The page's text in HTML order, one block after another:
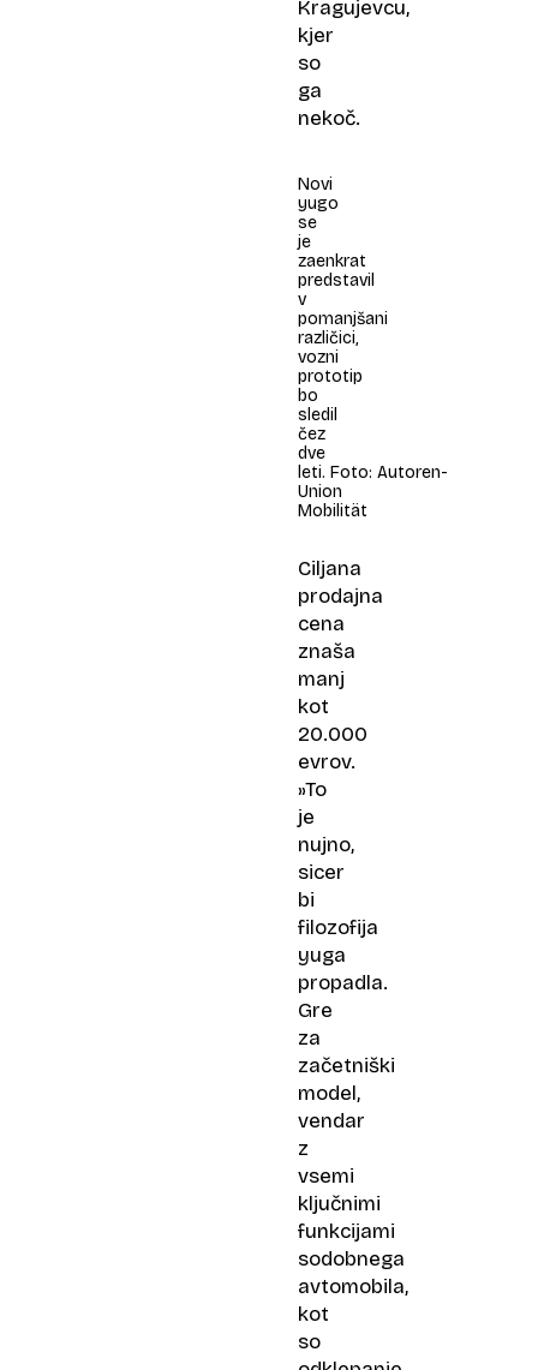
Kragujevcu,
kjer
so
ga
nekoč.
Novi
yugo
se
je
zaenkrat
predstavil
v
pomanjšani
različici,
vozni
prototip
bo
sledil
čez
dve
leti. Foto: Autoren-
Union
Mobilität
Ciljana
prodajna
cena
znaša
manj
kot
20.000
evrov.
»To
je
nujno,
sicer
bi
filozofija
yuga
propadla.
Gre
za
začetniški
model,
vendar
z
vsemi
ključnimi
funkcijami
sodobnega
avtomobila,
kot
so